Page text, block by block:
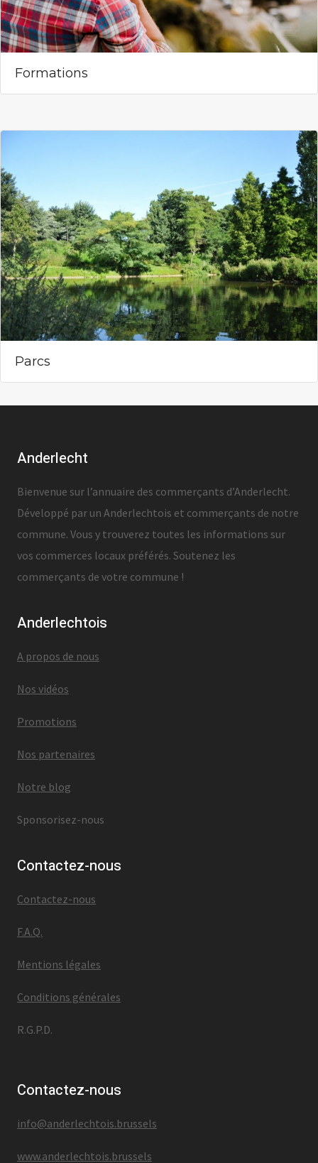
Formations
Parcs
Anderlecht
Bienvenue sur l’annuaire des commerçants d’Anderlecht.
Développé par un Anderlechtois et commerçants de notre
commune. Vous y trouverez toutes les informations sur
vos commerces locaux préférés. Soutenez les
commerçants de votre commune !
Anderlechtois
A propos de nous
Nos vidéos
Promotions
Nos partenaires
Notre blog
Sponsorisez-nous
Contactez-nous
Contactez-nous
F.A.Q.
Mentions légales
Conditions générales
R.G.P.D.
Contactez-nous
info@anderlechtois.brussels
www.anderlechtois.brussels